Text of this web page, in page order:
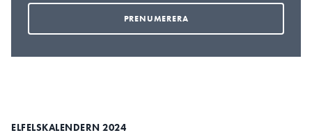
ELFELSKALENDERN 2024